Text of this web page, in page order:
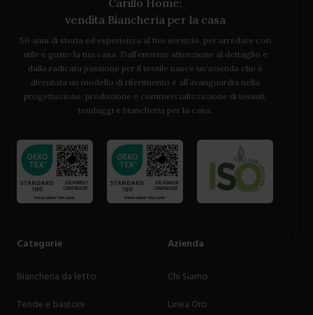
Carillo Home:
vendita Biancheria per la casa
50 anni di storia ed esperienza al tuo servizio, per arredare con
stile e gusto la tua casa. Dall’enorme attenzione al dettaglio e
dalla radicata passione per il tessile nasce un’azienda che è
diventata un modello di riferimento e all’avanguardia nella
progettazione, produzione e commercializzazione di tessuti,
tendaggi e biancheria per la casa.
Categorie
Biancheria da letto
Tende e bastoni
Azienda
Chi Siamo
Linea Oro